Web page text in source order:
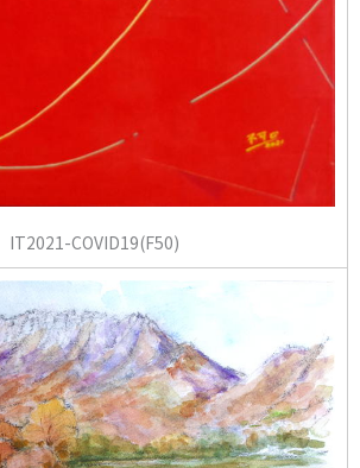
IT2021-COVID19(F50)